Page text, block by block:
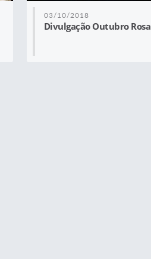
03/10/2018
Divulgação Outubro Rosa